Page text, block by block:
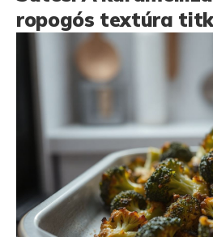
ropogós textúra